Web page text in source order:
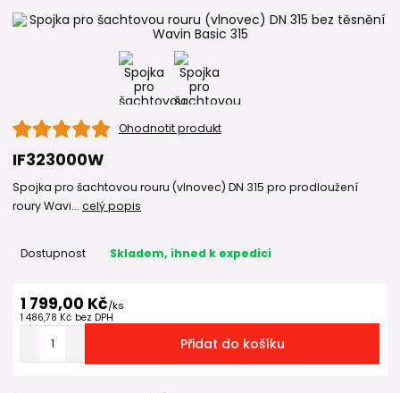
Ohodnotit produkt
IF323000W
Spojka pro šachtovou rouru (vlnovec) DN 315 pro prodloužení
roury Wavi... celý popis
Dostupnost Skladem, ihned k expedici
1 799,00 Kč/ks
1 486,78 Kč bez DPH
Přidat do košíku